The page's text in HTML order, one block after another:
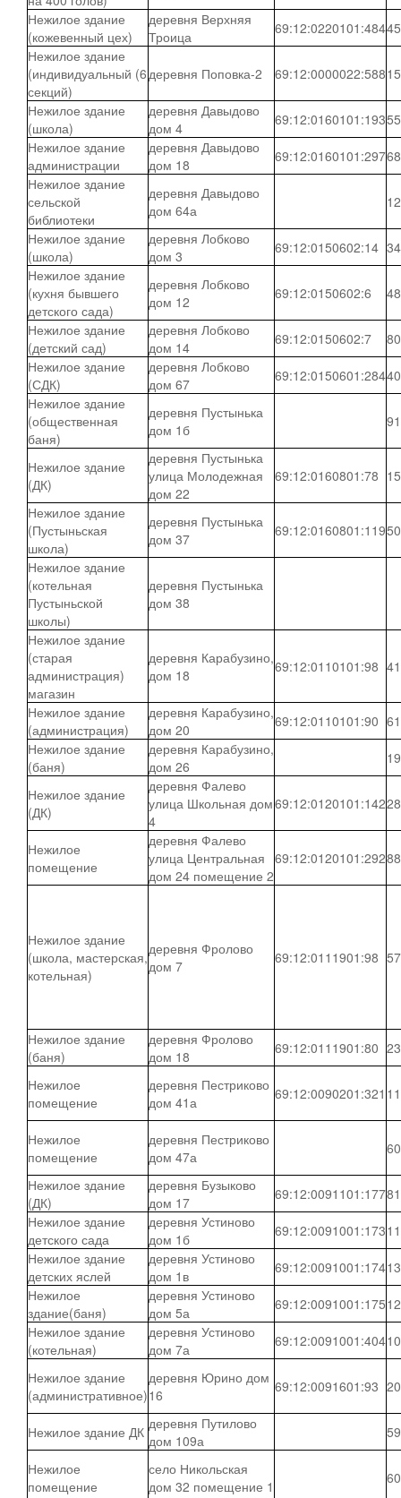
Нежилое здание
(кожевенный цех)
деревня Верхняя
Троица
69:12:0220101:484
Нежилое здание
(индивидуальный (6
секций)
деревня Поповка-2 69:12:0000022:588
Нежилое здание
(школа)
деревня Давыдово
дом 4
69:12:0160101:193
Нежилое здание
администрации
деревня Давыдово
дом 18
69:12:0160101:297
Нежилое здание
сельской
библиотеки
деревня Давыдово
дом 64а
Нежилое здание
(школа)
деревня Лобково
дом 3
69:12:0150602:14
Нежилое здание
(кухня бывшего
детского сада)
деревня Лобково
дом 12
69:12:0150602:6
Нежилое здание
(детский сад)
деревня Лобково
дом 14
69:12:0150602:7
Нежилое здание
(СДК)
деревня Лобково
дом 67
69:12:0150601:284
Нежилое здание
(общественная
баня)
деревня Пустынька
дом 1б
91
Нежилое здание
(ДК)
деревня Пустынька
улица Молодежная
дом 22
69:12:0160801:78
Нежилое здание
(Пустыньская
школа)
деревня Пустынька
дом 37
69:12:0160801:119
Нежилое здание
(котельная
Пустыньской
школы)
деревня Пустынька
дом 38
Нежилое здание
(старая
администрация)
магазин
деревня Карабузино,
дом 18
69:12:0110101:98
Нежилое здание
(администрация)
деревня Карабузино,
дом 20
69:12:0110101:90
Нежилое здание
(баня)
деревня Карабузино,
дом 26
Нежилое здание
(ДК)
деревня Фалево
улица Школьная дом
4
69:12:0120101:142
Нежилое
помещение
деревня Фалево
улица Центральная
дом 24 помещение 2
69:12:0120101:292
Нежилое здание
(школа, мастерская,
котельная)
деревня Фролово
дом 7
69:12:0111901:98
Нежилое здание
(баня)
деревня Фролово
дом 18
69:12:0111901:80
Нежилое
помещение
деревня Пестриково
дом 41а
69:12:0090201:321
Нежилое
помещение
деревня Пестриково
дом 47а
Нежилое здание
(ДК)
деревня Бузыково
дом 17
69:12:0091101:177
Нежилое здание
детского сада
деревня Устиново
дом 1б
69:12:0091001:173
Нежилое здание
детских яслей
деревня Устиново
дом 1в
69:12:0091001:174
Нежилое
здание(баня)
деревня Устиново
дом 5а
69:12:0091001:175
Нежилое здание
(котельная)
деревня Устиново
дом 7а
69:12:0091001:404
Нежилое здание
(административное)
деревня Юрино дом
16
69:12:0091601:93
Нежилое здание ДК деревня Путилово
дом 109а
Нежилое
помещение
село Никольская
дом 32 помещение 1
60